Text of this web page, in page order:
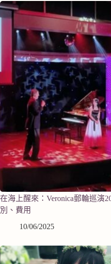
在海上醒來：Veronica郵輪巡演
別、費用
10/06/2025